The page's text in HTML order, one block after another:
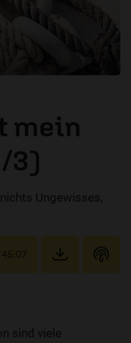
mein
3)
Ungewisses,
45:07
sind viele